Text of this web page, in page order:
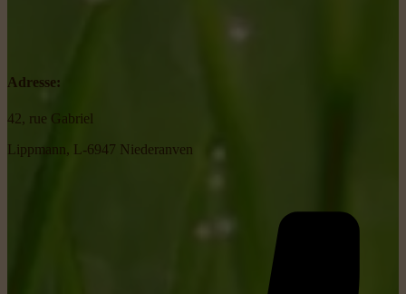
Adresse:
42, rue Gabriel
Lippmann, L-6947 Niederanven